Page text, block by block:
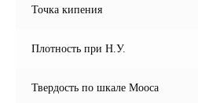
Точка кипения
Плотность при Н.У.
Твердость по шкале Мооса